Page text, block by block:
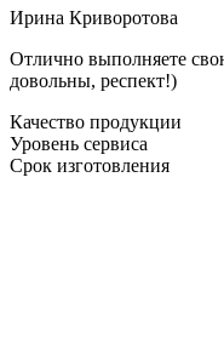
Ирина Криворотова
Отлично выполняете
довольны, респект!)
Качество продукции
Уровень сервиса
Срок изготовления